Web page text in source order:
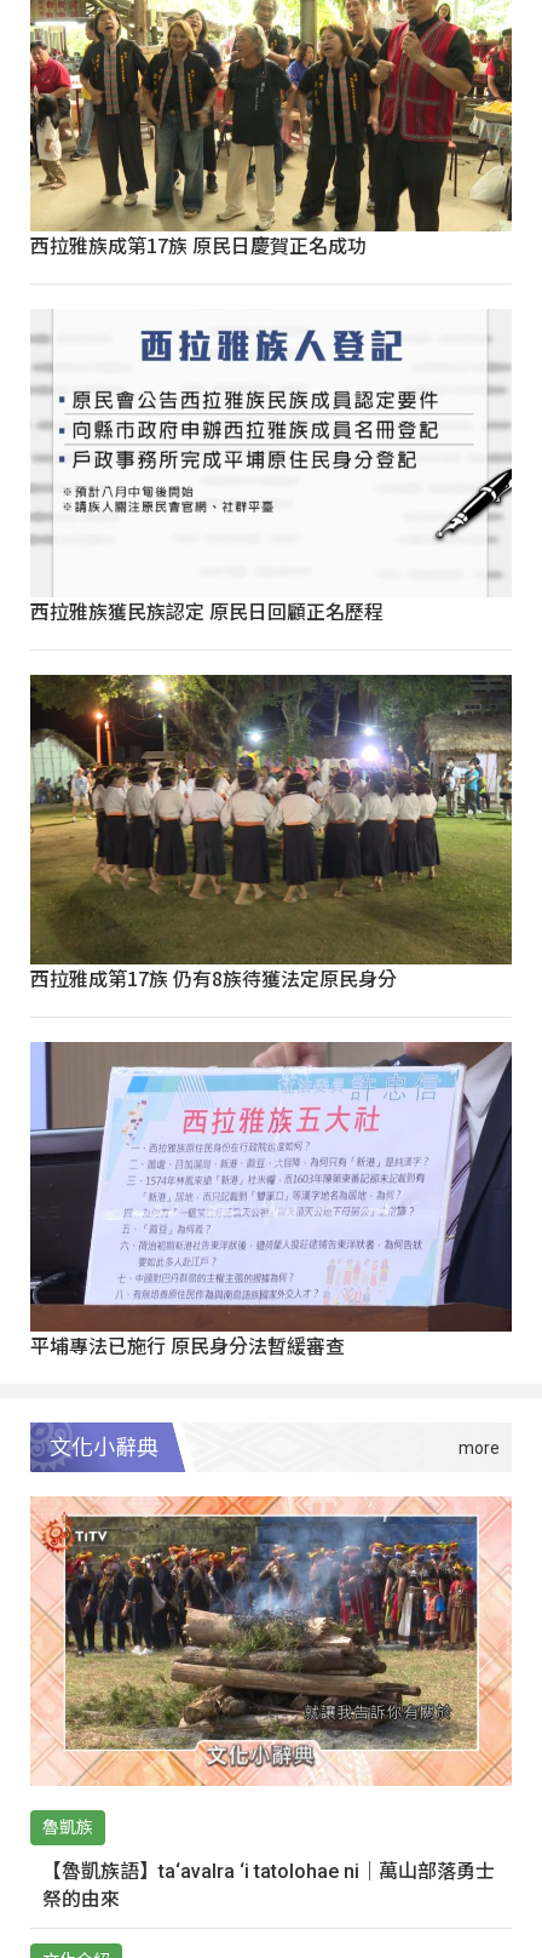
西拉雅族成第17族 原民日慶賀正名成功
西拉雅族獲民族認定 原民日回顧正名歷程
西拉雅成第17族 仍有8族待獲法定原民身分
平埔專法已施行 原民身分法暫緩審查
文化小辭典
魯凱族
【魯凱族語】ta‘avalra ‘i tatolohae ni｜萬山部落勇士
祭的由來